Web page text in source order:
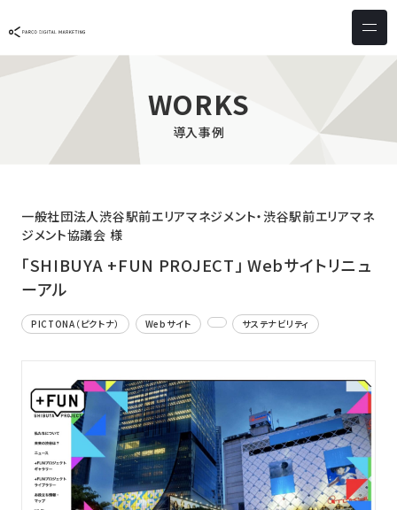
サービス & ソリューション
PICTONA
PDM XR
デジタルサイネージ
しふとん
ウェブアクセシビリティ
店頭
ショッピング
導入事例
お客様の声
ニュース
採用情報
メンバー
WORKS
導入事例
一般社団法人渋谷駅前エリアマネジメント・渋谷駅前エリアマネ
ジメント協議会 様
「SHIBUYA +FUN PROJECT」 Webサイトリニュ
ーアル
PICTONA（ピクトナ） Webサイト サステナビリティ